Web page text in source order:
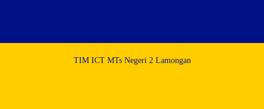
TIM ICT MTs Negeri 2 Lamongan